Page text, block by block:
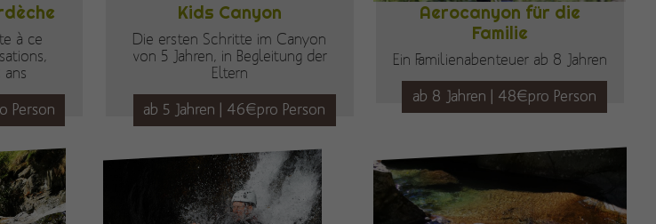
à ce
ans
Person
Kids Canyon
Die ersten Schritte im Canyon
von 5 Jahren, in Begleitung der
Eltern
ab 5 Jahren | 46€pro Person
Aerocanyon für die
Familie
Ein Familienabenteuer ab 8 Jahren
ab 8 Jahren | 48€pro Person